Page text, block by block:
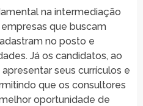
na intermediação
que buscam
no posto e
Já os candidatos, ao
seus currículos e
que os consultores
oportunidade de